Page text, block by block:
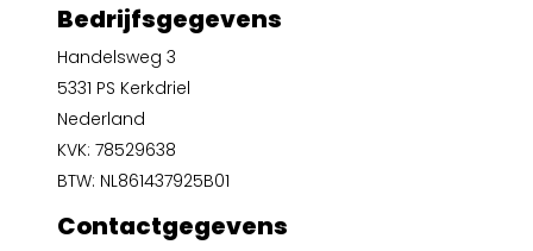
Bedrijfsgegevens
Handelsweg 3
5331 PS Kerkdriel
Nederland
KVK: 78529638
BTW: NL861437925B01
Contactgegevens